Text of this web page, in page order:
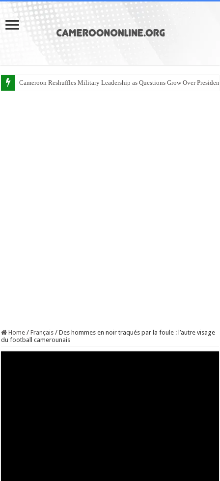
Cameroon Reshuffles Military Leadership as Questions Grow Over
Home / Français / Des hommes en noir traqués par la foule : l’autre visage
du football camerounais